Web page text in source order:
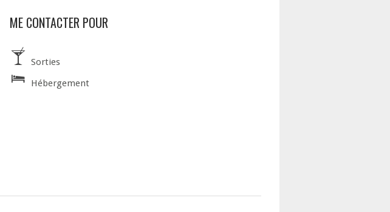
ME CONTACTER POUR
Sorties
Hébergement